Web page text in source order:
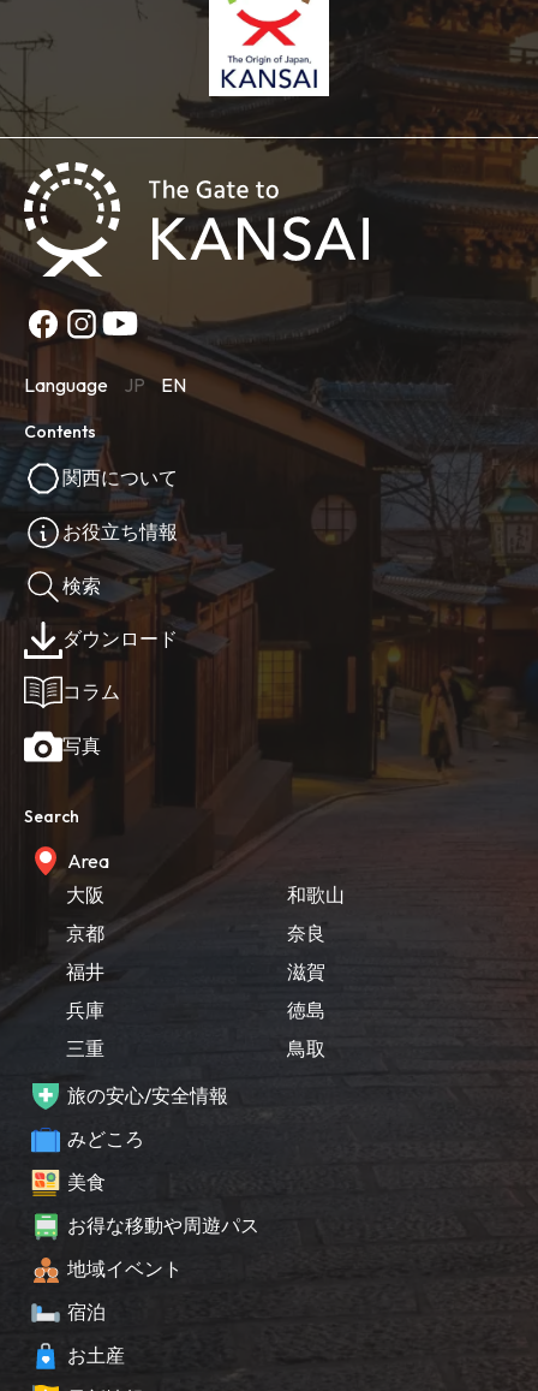
Language JP EN
Contents
関西について
お役立ち情報
検索
ダウンロード
コラム
写真
Search
Area
大阪
京都
福井
兵庫
三重
和歌山
奈良
滋賀
徳島
鳥取
旅の安心/安全情報
みどころ
美食
お得な移動や周遊パス
地域イベント
宿泊
お土産